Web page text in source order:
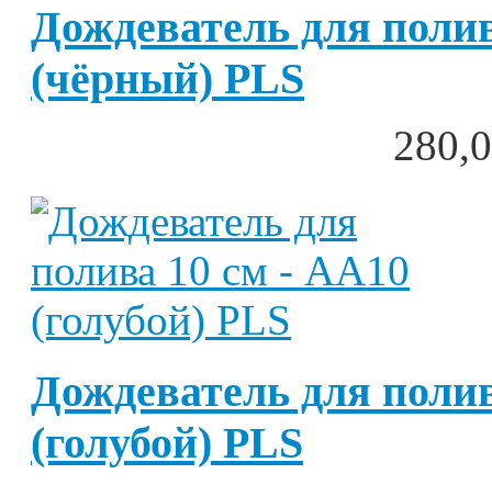
Дождеватель для
(чёрный) PLS
Дождеватель для
(голубой) PLS